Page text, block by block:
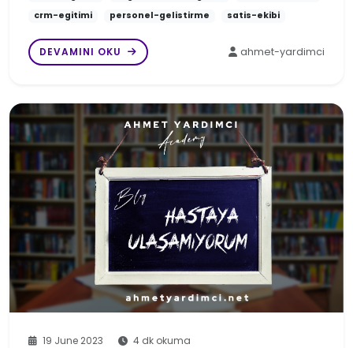
crm-egitimi
personel-gelistirme satis-ekibi
DEVAMINI OKU ahmet-yardimci
19 June 2023 4 dk okuma